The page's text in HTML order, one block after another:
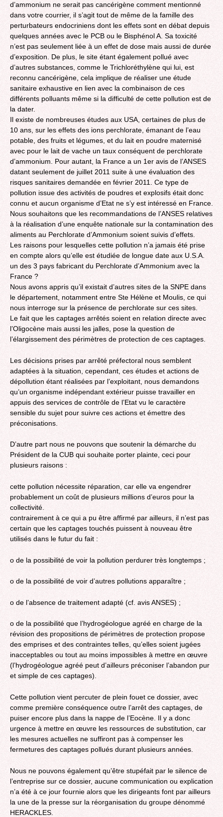
d’ammonium ne serait pas cancérigène comment mentionné
dans votre courrier, il s’agit tout de même de la famille des
perturbateurs endocriniens dont les effets sont en débat depuis
quelques années avec le PCB ou le Bisphénol A. Sa toxicité
n’est pas seulement liée à un effet de dose mais aussi de durée
d’exposition. De plus, le site étant également pollué avec
d’autres substances, comme le Trichloréthylène qui lui, est
reconnu cancérigène, cela implique de réaliser une étude
sanitaire exhaustive en lien avec la combinaison de ces
différents polluants même si la difficulté de cette pollution est de
la dater.
Il existe de nombreuses études aux USA, certaines de plus de
10 ans, sur les effets des ions perchlorate, émanant de l’eau
potable, des fruits et légumes, et du lait en poudre maternisé
avec pour le lait de vache un taux conséquent de perchlorate
d’ammonium. Pour autant, la France a un 1er avis de l’ANSES
datant seulement de juillet 2011 suite à une évaluation des
risques sanitaires demandée en février 2011. Ce type de
pollution issue des activités de poudres et explosifs était donc
connu et aucun organisme d’Etat ne s’y est intéressé en France.
Nous souhaitons que les recommandations de l’ANSES relatives
à la réalisation d’une enquête nationale sur la contamination des
aliments au Perchlorate d’Ammonium soient suivis d’effets.
Les raisons pour lesquelles cette pollution n’a jamais été prise
en compte alors qu’elle est étudiée de longue date aux U.S.A.
un des 3 pays fabricant du Perchlorate d’Ammonium avec la
France ?
Nous avons appris qu’il existait d’autres sites de la SNPE dans
le département, notamment entre Ste Hélène et Moulis, ce qui
nous interroge sur la présence de perchlorate sur ces sites.
Le fait que les captages arrêtés soient en relation directe avec
l’Oligocène mais aussi les jalles, pose la question de
l’élargissement des périmètres de protection de ces captages.
Les décisions prises par arrêté préfectoral nous semblent
adaptées à la situation, cependant, ces études et actions de
dépollution étant réalisées par l’exploitant, nous demandons
qu’un organisme indépendant extérieur puisse travailler en
appuis des services de contrôle de l’Etat vu le caractère
sensible du sujet pour suivre ces actions et émettre des
préconisations.
D’autre part nous ne pouvons que soutenir la démarche du
Président de la CUB qui souhaite porter plainte, ceci pour
plusieurs raisons :
cette pollution nécessite réparation, car elle va engendrer
probablement un coût de plusieurs millions d’euros pour la
collectivité.
contrairement à ce qui a pu être affirmé par ailleurs, il n’est pas
certain que les captages touchés puissent à nouveau être
utilisés dans le futur du fait :
o de la possibilité de voir la pollution perdurer très longtemps ;
o de la possibilité de voir d’autres pollutions apparaître ;
o de l’absence de traitement adapté (cf. avis ANSES) ;
o de la possibilité que l’hydrogéologue agréé en charge de la
révision des propositions de périmètres de protection propose
des emprises et des contraintes telles, qu’elles soient jugées
inacceptables ou tout au moins impossibles à mettre en œuvre
(l’hydrogéologue agréé peut d’ailleurs préconiser l’abandon pur
et simple de ces captages).
Cette pollution vient percuter de plein fouet ce dossier, avec
comme première conséquence outre l’arrêt des captages, de
puiser encore plus dans la nappe de l’Eocène. Il y a donc
urgence à mettre en œuvre les ressources de substitution, car
les mesures actuelles ne suffiront pas à compenser les
fermetures des captages pollués durant plusieurs années.
Nous ne pouvons également qu’être stupéfait par le silence de
l’entreprise sur ce dossier, aucune communication ou explication
n’a été à ce jour fournie alors que les dirigeants font par ailleurs
la une de la presse sur la réorganisation du groupe dénommé
HERACKLES.